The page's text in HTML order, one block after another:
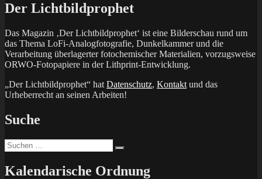
Der Lichtbildprophet
Das Magazin ‚Der Lichtbildprophet‘ ist eine Bilderschau rund um
das Thema LoFi-Analogfotografie, Dunkelkammer und die
Verarbeitung überlagerter fotochemischer Materialien, vorzugsweise
ORWO-Fotopapiere in der Lithprint-Entwicklung.
„Der Lichtbildprophet“ hat Datenschutz, Kontakt und das
Urheberrecht an seinen Arbeiten!
Suche
Suchen
nach:
Kalendarische Ordnung